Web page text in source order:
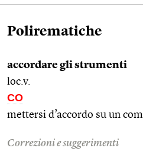
Polirematiche
accordare gli strumenti
loc.v.
CO
mettersi d’accordo su un
Correzioni e suggerimenti